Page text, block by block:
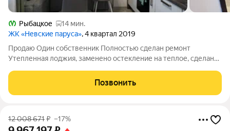
Рыбацкое
14 мин.
ЖК «Невские паруса», 4 квартал 2019
Продаю Один собственник Полностью сделан ремонт
Утепленная лоджия, заменено остекление на теплое, сделан
на берегу Невы. До метро Рыбацкое 20 минут пешком. Статус:
квартира, Количество комнат:
Позвонить
12 008 671₽ –17%